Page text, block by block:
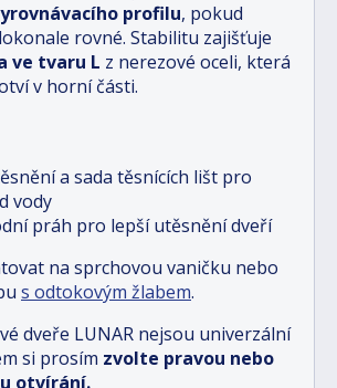
profilu, pokud
rovné. Stabilitu zajišťuje
ve tvaru L z nerezové oceli, která
v horní části.
a sada těsnících lišt pro
vody
práh pro lepší utěsnění dveří
na sprchovou vaničku nebo
s odtokovým žlabem.
dveře LUNAR nejsou univerzální
si prosím zvolte pravou nebo
otvírání.